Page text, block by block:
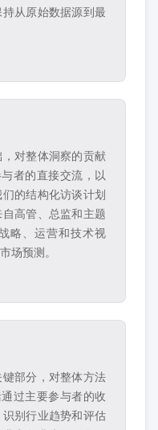
从原始数据源到最
对整体洞察的贡献
者的直接交流，以
的结构化访谈计划
高管、总监和主题
略、运营和技术视
场预测。
部分，对整体方法
过主要参与者的收
别行业趋势和评估